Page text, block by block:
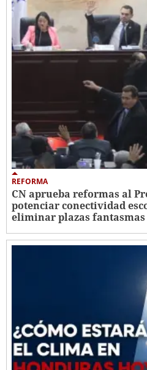
REFORMA
CN aprueba reformas al
potenciar conectividad
eliminar plazas fantasmas